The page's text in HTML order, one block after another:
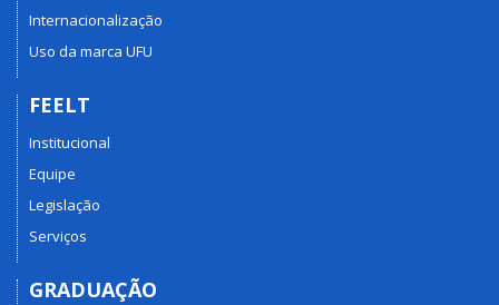
Internacionalização
Uso da marca UFU
FEELT
Institucional
Equipe
Legislação
Serviços
GRADUAÇÃO